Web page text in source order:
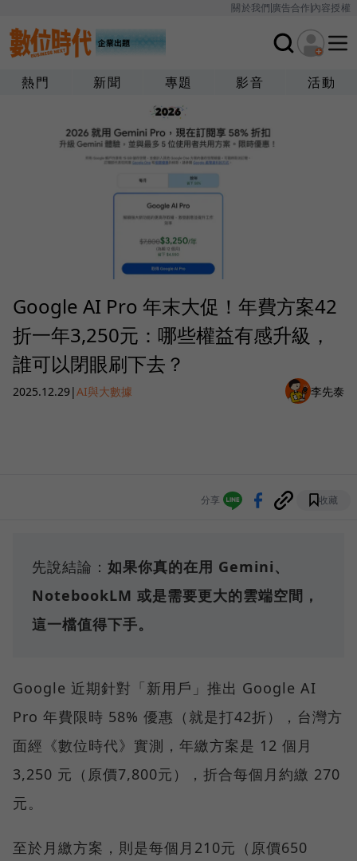
關於我們廣告合作內容授權
熱門 新聞 專題 影音 活動
Google AI Pro 年末大促！年費方案42
折一年3,250元：哪些權益有感升級，
誰可以閉眼刷下去？
2025.12.29|AI與大數據 李先泰
分享 收藏
先說結論： 如果你真的在用 Gemini、
NotebookLM 或是需要更大的雲端空間，
這一檔值得下手。
Google 近期針對「新用戶」推出 Google AI
Pro 年費限時 58% 優惠（就是打42折），台灣方
面經《數位時代》實測，年繳方案是 12 個月
3,250 元（原價7,800元），折合每個月約繳 270
元。
至於月繳方案，則是每個月210元（原價650